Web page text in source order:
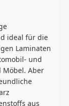
ideal für die
Laminaten
und
Möbel. Aber
aus